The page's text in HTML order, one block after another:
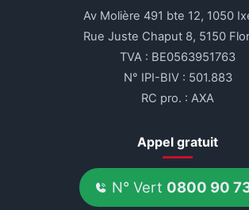
Av Molière 491 bte 12, 1050
Rue Juste Chaput 8, 5150
TVA : BE0563951763
N° IPI-BIV : 501.883
RC pro. : AXA
Appel gratuit
N° Vert 0800 90